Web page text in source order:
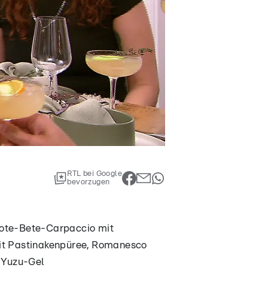
RTL bei Google
bevorzugen
Bete-Carpaccio mit
Pastinakenpüree, Romanesco
Gel